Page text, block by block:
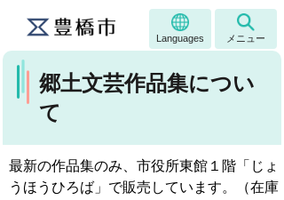
Languages メニュー
郷土文芸作品集につい
て
最新の作品集のみ、市役所東館１階「じょ
うほうひろば」で販売しています。（在庫